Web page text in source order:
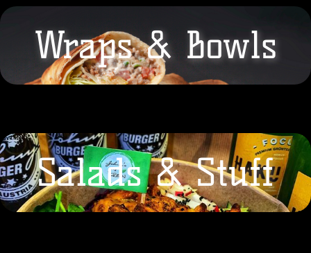
Wraps & Bowls
Salads & Stuff